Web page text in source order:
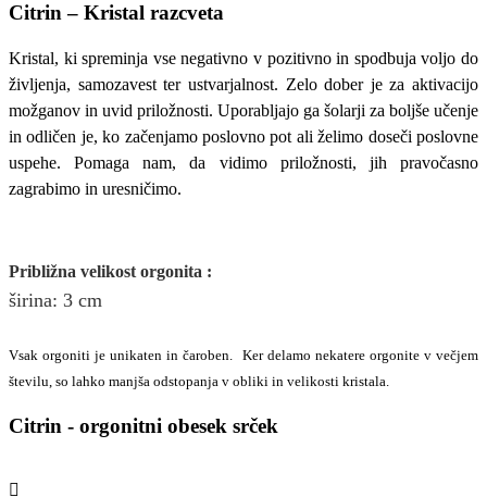
Citrin – Kristal razcveta
Kristal, ki spreminja vse negativno v pozitivno in spodbuja voljo do
življenja, samozavest ter ustvarjalnost. Zelo dober je za aktivacijo
možganov in uvid priložnosti. Uporabljajo ga šolarji za boljše učenje
in odličen je, ko začenjamo poslovno pot ali želimo doseči poslovne
uspehe. Pomaga nam, da vidimo priložnosti, jih pravočasno
zagrabimo in uresničimo.
Približna velikost orgonita :
širina: 3 cm
Vsak orgoniti je unikaten in čaroben. Ker delamo nekatere orgonite v večjem
številu, so lahko manjša odstopanja v obliki in velikosti kristala.
Citrin - orgonitni obesek srček
